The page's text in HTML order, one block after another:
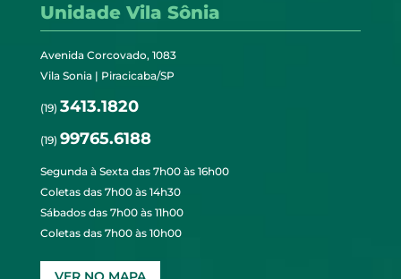
Unidade Vila Sônia
Avenida Corcovado, 1083
Vila Sonia | Piracicaba/SP
(19) 3413.1820
(19) 99765.6188
Segunda à Sexta das 7h00 às 16h00
Coletas das 7h00 às 14h30
Sábados das 7h00 às 11h00
Coletas das 7h00 às 10h00